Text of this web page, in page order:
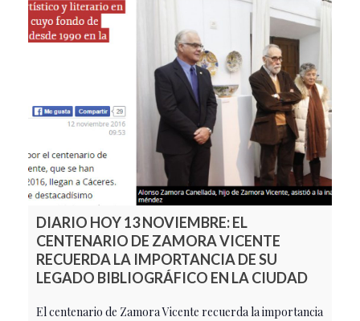
DIARIO HOY 13 NOVIEMBRE: EL
CENTENARIO DE ZAMORA VICENTE
RECUERDA LA IMPORTANCIA DE SU
LEGADO BIBLIOGRÁFICO EN LA CIUDAD
El centenario de Zamora Vicente recuerda la importancia